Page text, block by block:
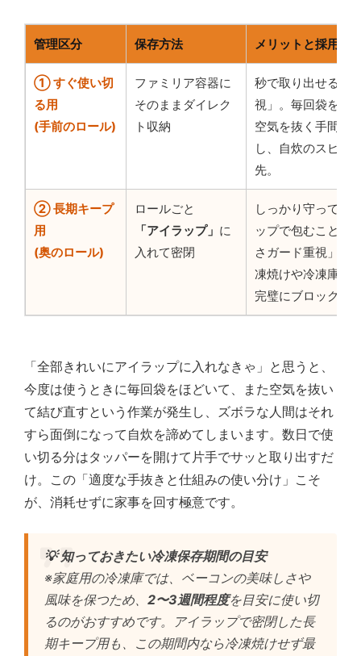
管理区分 保存方法 メリットと採用理
① すぐ使い切
る用
(手前のロール)
ファミリア容器に
そのままダイレク
ト収納
秒で取り出せる「
視」。毎回袋を開
空気を抜く手間す
し、自炊のスピー
先。
② 長期キープ
用
(奥のロール)
ロールごと
「アイラップ」 に
入れて密閉
しっかり守ってく
ップで包むことで
さガード重視」。
凍焼けや冷凍庫の
完璧にブロック。
「全部きれいにアイラップに入れなきゃ」と思うと、
今度は使うときに毎回袋をほどいて、また空気を抜い
て結び直すという作業が発生し、ズボラな人間はそれ
すら面倒になって自炊を諦めてしまいます。数日で使
い切る分はタッパーを開けて片手でサッと取り出すだ
け。この「適度な手抜きと仕組みの使い分け」こそ
が、消耗せずに家事を回す極意です。
💡 知っておきたい冷凍保存期間の目安
※家庭用の冷凍庫では、ベーコンの美味しさや
風味を保つため、 2〜3週間程度を目安に使い切
るのがおすすめです。アイラップで密閉した長
期キープ用も、この期間内なら冷凍焼けせず最